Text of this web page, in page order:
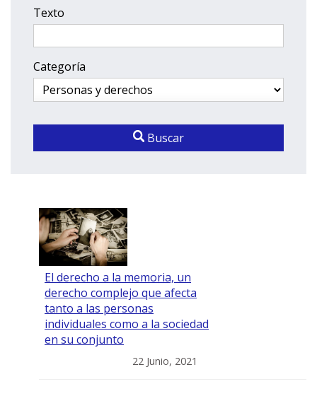
Texto
Categoría
Buscar
El derecho a la memoria, un
derecho complejo que afecta
tanto a las personas
individuales como a la sociedad
en su conjunto
22 Junio, 2021